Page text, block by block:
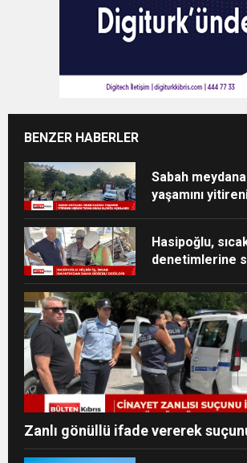
BENZER HABERLER
Sabah
yaşamını
Hasipoğlu,
denetimlerine
Zanlı gönüllü ifade vererek